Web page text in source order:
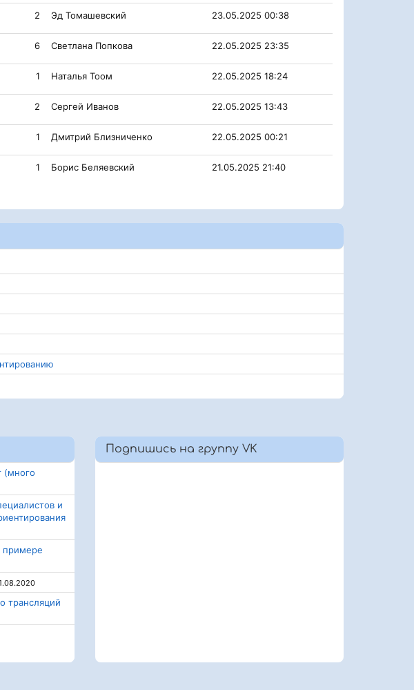
2 Эд Томашевский 23.05.2025 00:38
6 Светлана Попкова 22.05.2025 23:35
1 Наталья Тоом 22.05.2025 18:24
2 Сергей Иванов 22.05.2025 13:43
1 Дмитрий Близниченко 22.05.2025 00:21
1 Борис Беляевский 21.05.2025 21:40
(много
и
примере
трансляций
Подпишись на группу VK